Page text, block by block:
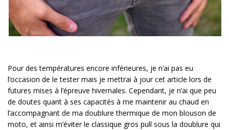
Pour des températures encore inférieures, je n’ai pas eu
l’occasion de le tester mais je mettrai à jour cet article lors de
futures mises à l’épreuve hivernales. Cependant, je n’ai que peu
de doutes quant à ses capacités à me maintenir au chaud en
l’accompagnant de ma doublure thermique de mon blouson de
moto, et ainsi m’éviter le classique gros pull sous la doublure qui